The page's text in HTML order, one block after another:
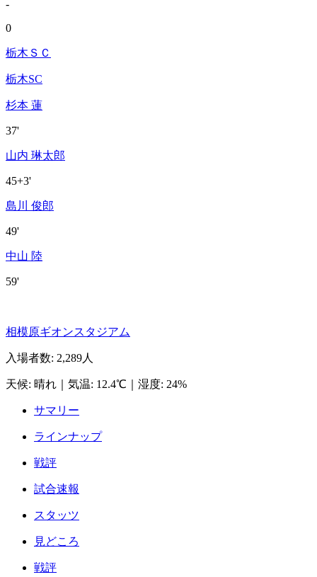
-
0
栃木ＳＣ
栃木SC
杉本 蓮
37'
山内 琳太郎
45+3'
島川 俊郎
49'
中山 陸
59'
相模原ギオンスタジアム
入場者数: 2,289人
天候: 晴れ 気温: 12.4℃ 湿度: 24%
サマリー
ラインナップ
戦評
試合速報
スタッツ
見どころ
戦評